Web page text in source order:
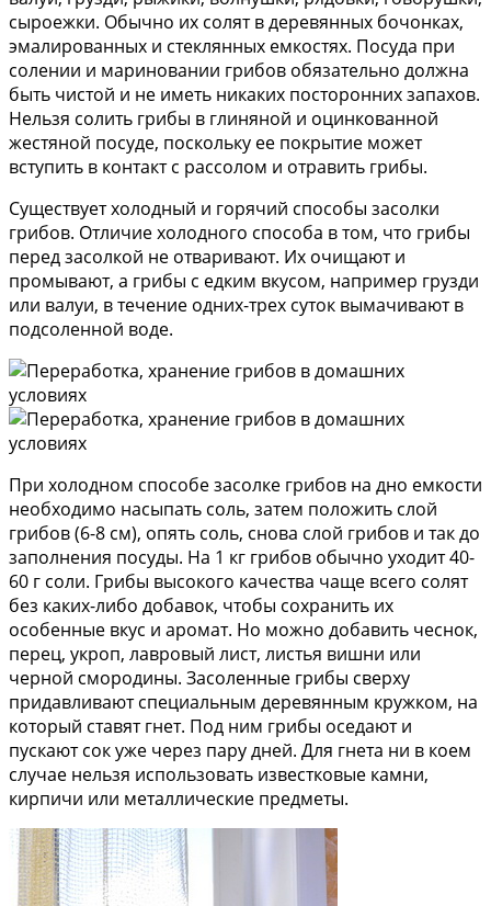
сыроежки. Обычно их солят в деревянных бочонках,
эмалированных и стеклянных емкостях. Посуда при
солении и мариновании грибов обязательно должна
быть чистой и не иметь никаких посторонних запахов.
Нельзя солить грибы в глиняной и оцинкованной
жестяной посуде, поскольку ее покрытие может
вступить в контакт с рассолом и отравить грибы.
Существует холодный и горячий способы засолки
грибов. Отличие холодного способа в том, что грибы
перед засолкой не отваривают. Их очищают и
промывают, а грибы с едким вкусом, например грузди
или валуи, в течение одних-трех суток вымачивают в
подсоленной воде.
При холодном способе засолке грибов на дно емкости
необходимо насыпать соль, затем положить слой
грибов (6-8 см), опять соль, снова слой грибов и так до
заполнения посуды. На 1 кг грибов обычно уходит 40-
60 г соли. Грибы высокого качества чаще всего солят
без каких-либо добавок, чтобы сохранить их
особенные вкус и аромат. Но можно добавить чеснок,
перец, укроп, лавровый лист, листья вишни или
черной смородины. Засоленные грибы сверху
придавливают специальным деревянным кружком, на
который ставят гнет. Под ним грибы оседают и
пускают сок уже через пару дней. Для гнета ни в коем
случае нельзя использовать известковые камни,
кирпичи или металлические предметы.